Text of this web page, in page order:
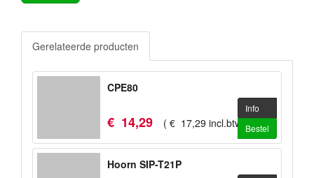
Gerelateerde producten
CPE80
€ 14,29 ( € 17,29 incl.btw)
Info
Bestel
Hoorn SIP-T21P